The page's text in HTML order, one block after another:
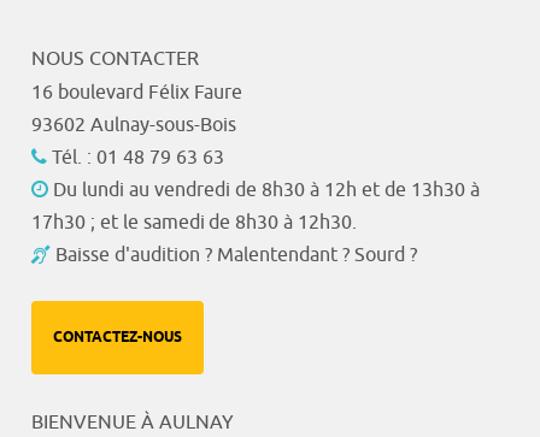
NOUS CONTACTER
16 boulevard Félix Faure
93602 Aulnay-sous-Bois
Tél. : 01 48 79 63 63
Du lundi au vendredi de 8h30 à 12h et de 13h30 à
17h30 ; et le samedi de 8h30 à 12h30.
Baisse d'audition ? Malentendant ? Sourd ?
CONTACTEZ-NOUS
BIENVENUE À AULNAY